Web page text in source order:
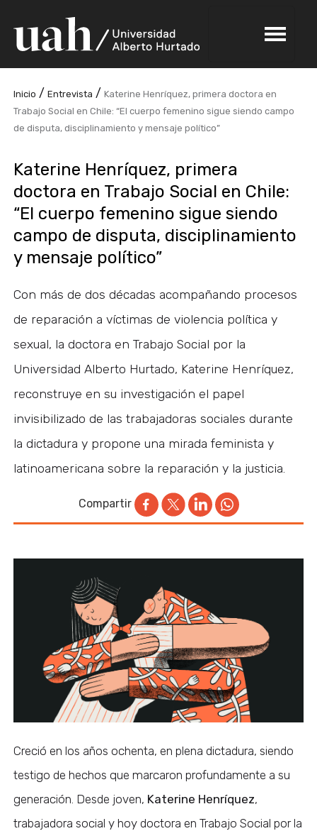
Inicio /Entrevista /Katerine Henríquez, primera doctora en
Trabajo Social en Chile: “El cuerpo femenino sigue siendo campo
de disputa, disciplinamiento y mensaje político”
Katerine Henríquez, primera
doctora en Trabajo Social en Chile:
“El cuerpo femenino sigue siendo
campo de disputa, disciplinamiento
y mensaje político”
Con más de dos décadas acompañando procesos
de reparación a víctimas de violencia política y
sexual, la doctora en Trabajo Social por la
Universidad Alberto Hurtado, Katerine Henríquez,
reconstruye en su investigación el papel
invisibilizado de las trabajadoras sociales durante
la dictadura y propone una mirada feminista y
latinoamericana sobre la reparación y la justicia.
Compartir
Creció en los años ochenta, en plena dictadura, siendo
testigo de hechos que marcaron profundamente a su
generación. Desde joven, Katerine Henríquez,
trabajadora social y hoy doctora en Trabajo Social por la